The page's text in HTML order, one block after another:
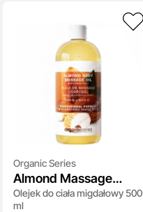
Organic Series
Almond Massage
Body Oil
Olejek do ciała migdałowy 500
ml